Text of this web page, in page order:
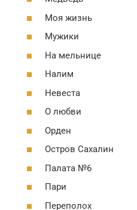
Моя жизнь
Мужики
На мельнице
Налим
Невеста
О любви
Орден
Остров Сахалин
Палата №6
Пари
Переполох